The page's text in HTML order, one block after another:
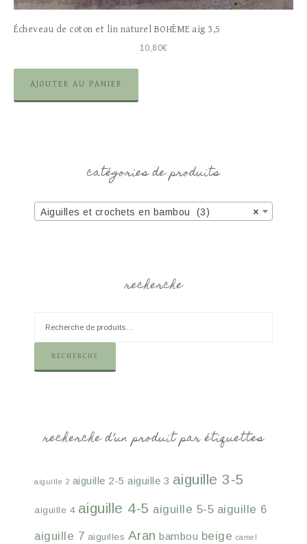
Écheveau de coton et lin naturel BOHÈME aig 3,5
10,80€
AJOUTER AU PANIER
catégories de produits
×
Aiguilles et crochets en bambou (3)
recherche
RECHERCHE
recherche d’un produit par étiquettes
aiguille 2 aiguille 2-5 aiguille 3 aiguille 3-5
aiguille 4 aiguille 4-5 aiguille 5-5 aiguille 6
aiguille 7 aiguilles Aran bambou beige camel